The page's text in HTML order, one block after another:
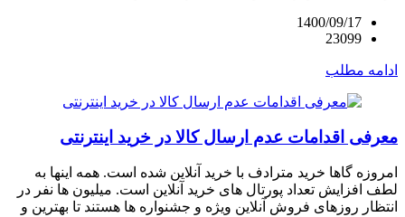
1400/09/17
23099
ادامه مطلب
معرفی اقدامات عدم ارسال کالا در خرید اینترنتی
امروزه گاها خرید مترادف با خرید آنلاین شده است. همه اینها به
لطف افزایش تعداد پورتال های خرید آنلاین است. میلیون ها نفر در
انتظار روزهای فروش آنلاین ویژه و جشنواره ها هستند تا بهترین و